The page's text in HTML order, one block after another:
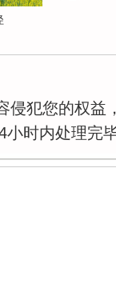
侵犯您的权益
小时内处理完